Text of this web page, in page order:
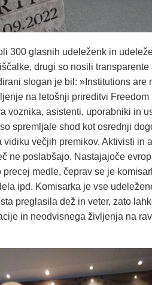
300 glasnih udeleženk in
drugi so nosili
slogan je bil: »Institutions
na letošnji prireditvi
voznika, asistenti, uporabniki in
spremljale shod kot osrednji
vidiku večjih premikov. Aktivisti
ne poslabšajo. Nastajajoče
medle, čeprav se je
ipd. Komisarka je vse
preglasila dež in veter, zato
in neodvisnega življenja na